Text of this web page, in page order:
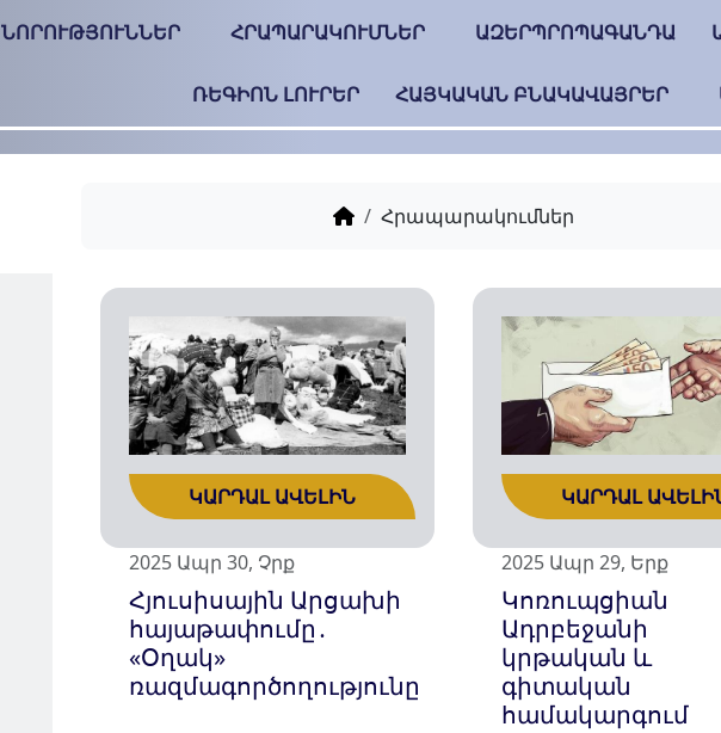
ՆՈՐՈՒԹՅՈՒՆՆԵՐ ՀՐԱՊԱՐԱԿՈՒՄՆԵՐ ԱԶԵՐՊՐՈՊԱԳԱՆԴԱ
ՌԵԳԻՈՆ ԼՈՒՐԵՐ ՀԱՅԿԱԿԱՆ ԲՆԱԿԱՎԱՅՐԵՐ
Հրապարակումներ
ԿԱՐԴԱԼ ԱՎԵԼԻՆ
2025 Ապր 30, Չրք
Հյուսիսային Արցախի
հայաթափումը․
«Օղակ»
ռազմագործողությունը
ԿԱՐԴԱԼ
2025 Ապր 29, Երք
Կոռուպցիան
Ադրբեջանի
կրթական և
գիտական
համակարգում